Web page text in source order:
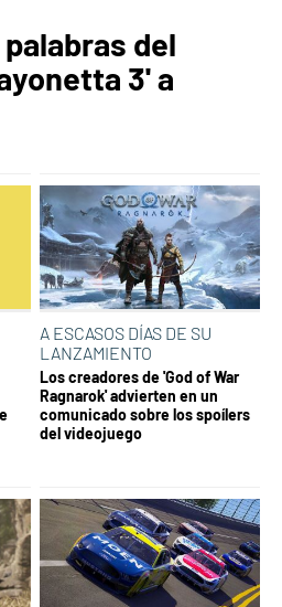
del
3' a
A ESCASOS DÍAS DE SU
LANZAMIENTO
Los creadores de 'God of War
Ragnarok' advierten en un
comunicado sobre los spoílers
del videojuego